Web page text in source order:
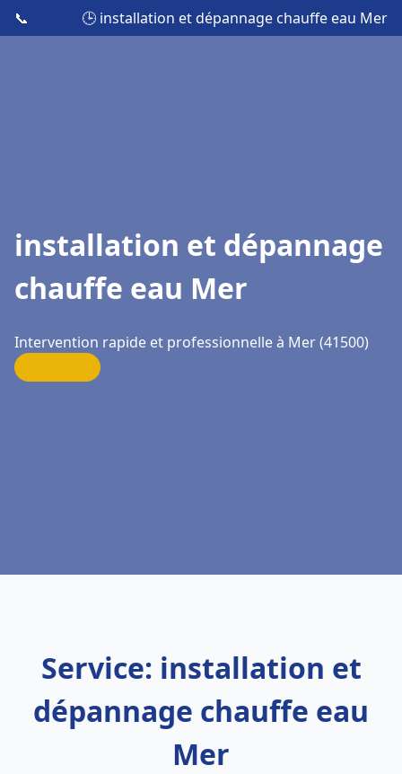
📞 🕒 installation et dépannage chauffe eau Mer
installation et dépannage
chauffe eau Mer
Intervention rapide et professionnelle à Mer (41500)
Service: installation et
dépannage chauffe eau
Mer